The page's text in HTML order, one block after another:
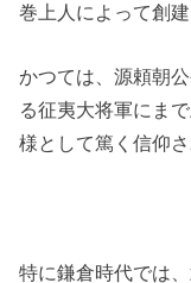
巻上人によって創
かつては、源頼朝
る征夷大将軍にま
様として篤く信仰さ
特に鎌倉時代では